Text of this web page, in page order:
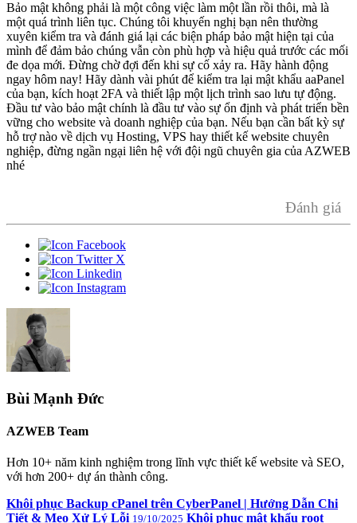
Bảo mật không phải là một công việc làm một lần rồi thôi, mà là
một quá trình liên tục. Chúng tôi khuyến nghị bạn nên thường
xuyên kiểm tra và đánh giá lại các biện pháp bảo mật hiện tại của
mình để đảm bảo chúng vẫn còn phù hợp và hiệu quả trước các mối
đe dọa mới. Đừng chờ đợi đến khi sự cố xảy ra. Hãy hành động
ngay hôm nay! Hãy dành vài phút để kiểm tra lại mật khẩu aaPanel
của bạn, kích hoạt 2FA và thiết lập một lịch trình sao lưu tự động.
Đầu tư vào bảo mật chính là đầu tư vào sự ổn định và phát triển bền
vững cho website và doanh nghiệp của bạn. Nếu bạn cần bất kỳ sự
hỗ trợ nào về dịch vụ Hosting, VPS hay thiết kế website chuyên
nghiệp, đừng ngần ngại liên hệ với đội ngũ chuyên gia của AZWEB
nhé
Đánh giá
Bùi Mạnh Đức
AZWEB Team
Hơn 10+ năm kinh nghiệm trong lĩnh vực thiết kế website và SEO,
với hơn 200+ dự án thành công.
Khôi phục Backup cPanel trên CyberPanel | Hướng Dẫn Chi
Tiết & Mẹo Xử Lý Lỗi 19/10/2025 Khôi phục mật khẩu root